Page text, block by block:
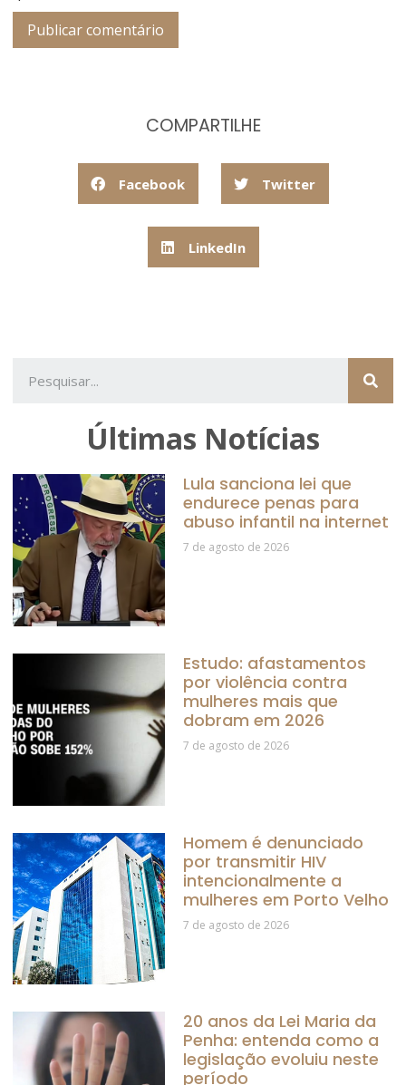
COMPARTILHE
Facebook Twitter
LinkedIn
Últimas Notícias
Lula sanciona lei que
endurece penas para
abuso infantil na internet
7 de agosto de 2026
Estudo: afastamentos
por violência contra
mulheres mais que
dobram em 2026
7 de agosto de 2026
Homem é denunciado
por transmitir HIV
intencionalmente a
mulheres em Porto Velho
7 de agosto de 2026
20 anos da Lei Maria da
Penha: entenda como a
legislação evoluiu neste
período